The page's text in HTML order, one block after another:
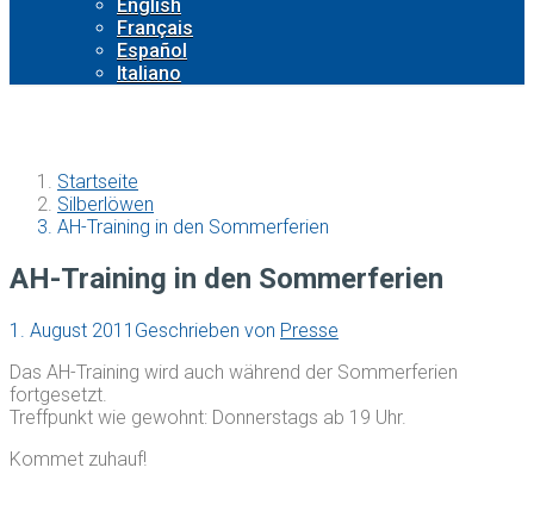
English
Français
Español
Italiano
Startseite
Silberlöwen
AH-Training in den Sommerferien
AH-Training in den Sommerferien
1. August 2011 Geschrieben von Presse
Das AH-Training wird auch während der Sommerferien
fortgesetzt.
Treffpunkt wie gewohnt: Donnerstags ab 19 Uhr.
Kommet zuhauf!